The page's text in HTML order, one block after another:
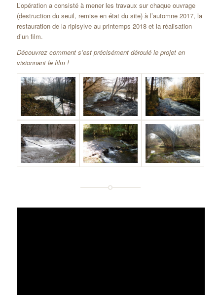
L’opération a consisté à mener les travaux sur chaque ouvrage
(destruction du seuil, remise en état du site) à l’automne 2017, la
restauration de la ripisylve au printemps 2018 et la réalisation
d’un film.
Découvrez comment s’est précisément déroulé le projet en
visionnant le film !